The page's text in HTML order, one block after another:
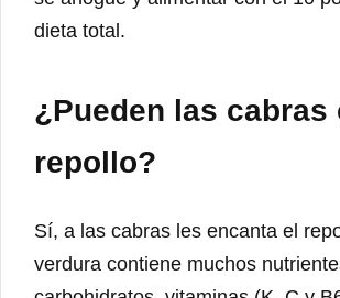
dieta total.
¿Pueden las cabras
repollo?
Sí, a las cabras les encanta el
verdura contiene muchos